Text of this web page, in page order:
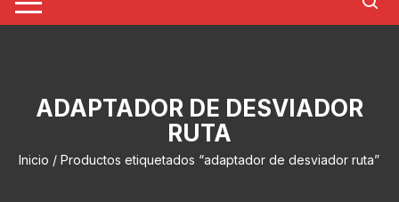
ADAPTADOR DE DESVIADOR
RUTA
Inicio / Productos etiquetados “adaptador de desviador ruta”